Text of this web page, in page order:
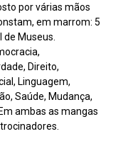
por várias mãos
em marrom: 5
Museus.
Direito,
Linguagem,
Saúde, Mudança,
ambas as mangas